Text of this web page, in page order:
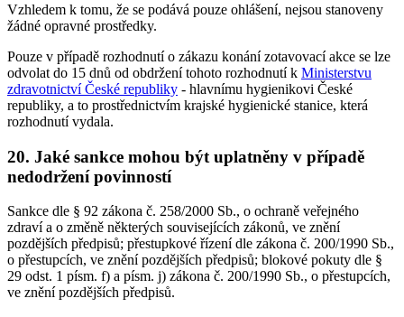
Vzhledem k tomu, že se podává pouze ohlášení, nejsou stanoveny
žádné opravné prostředky.
Pouze v případě rozhodnutí o zákazu konání zotavovací akce se lze
odvolat do 15 dnů od obdržení tohoto rozhodnutí k Ministerstvu
zdravotnictví České republiky - hlavnímu hygienikovi České
republiky, a to prostřednictvím krajské hygienické stanice, která
rozhodnutí vydala.
20. Jaké sankce mohou být uplatněny v případě
nedodržení povinností
Sankce dle § 92 zákona č. 258/2000 Sb., o ochraně veřejného
zdraví a o změně některých souvisejících zákonů, ve znění
pozdějších předpisů; přestupkové řízení dle zákona č. 200/1990 Sb.,
o přestupcích, ve znění pozdějších předpisů; blokové pokuty dle §
29 odst. 1 písm. f) a písm. j) zákona č. 200/1990 Sb., o přestupcích,
ve znění pozdějších předpisů.